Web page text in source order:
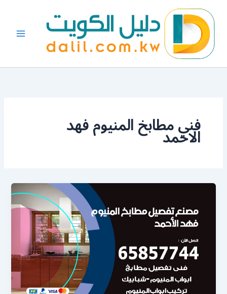
المحتوى
فني مطابخ المنيوم فهد
الاحمد